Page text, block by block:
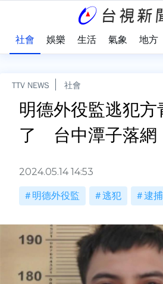
社會 娛樂 生活 氣象 地方
TTV NEWS 社會
明德外役監逃犯方
了 台中潭子落網
2024.05.14 14:53
明德外役監 逃犯 逮捕